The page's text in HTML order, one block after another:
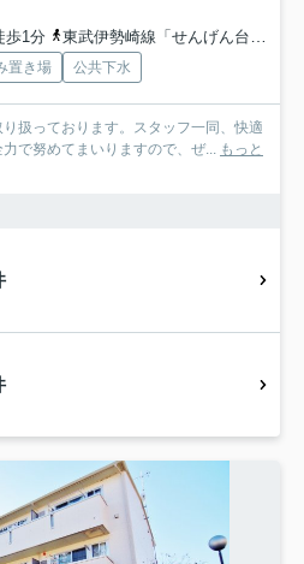
歩1分
東武伊勢崎線「せんげん台」駅 徒歩29分
置き場 公共下水
扱っております。スタッフ一同、快適
で努めてまいりますので、ぜ... もっと